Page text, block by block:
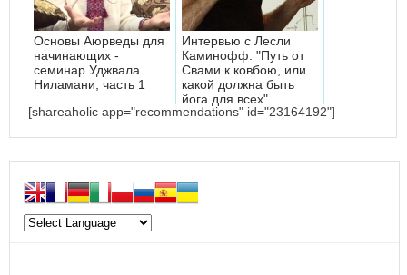
Основы Аюрведы для
начинающих -
семинар Уджвала
Ниламани, часть 1
Интервью с Лесли
Каминофф: "Путь от
Свами к ковбою, или
какой должна быть
йога для всех"
[shareaholic app="recommendations" id="23164192"]